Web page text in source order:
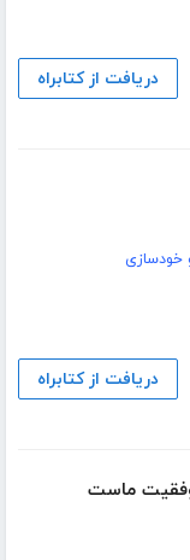
دریافت از کتابراه
خودسازی
دریافت از کتابراه
ماست